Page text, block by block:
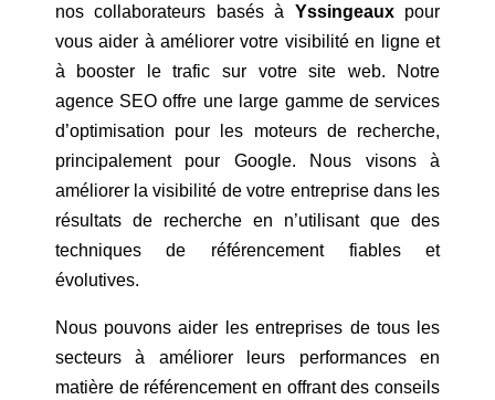
nos collaborateurs basés à Yssingeauxpour
vous aider à améliorer votre visibilité en ligne et
à booster le trafic sur votre site web. Notre
agence SEO offre une large gamme de services
d’optimisation pour les moteurs de recherche,
principalement pour Google. Nous visons à
améliorer la visibilité de votre entreprise dans les
résultats de recherche en n’utilisant que des
techniques de référencement fiables et
évolutives.
Nous pouvons aider les entreprises de tous les
secteurs à améliorer leurs performances en
matière de référencement en offrant des conseils